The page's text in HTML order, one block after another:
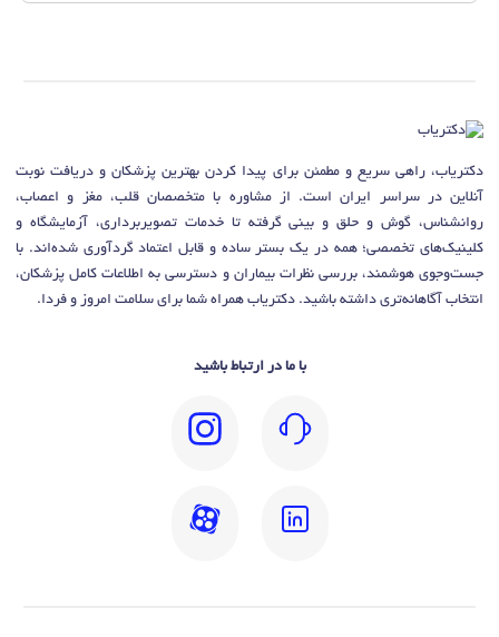
دکتریاب، راهی سریع و مطمئن برای پیدا کردن بهترین پزشکان و دریافت نوبت
آنلاین در سراسر ایران است. از مشاوره با متخصصان قلب، مغز و اعصاب،
روانشناس، گوش و حلق و بینی گرفته تا خدمات تصویربرداری، آزمایشگاه و
کلینیک‌های تخصصی؛ همه در یک بستر ساده و قابل اعتماد گردآوری شده‌اند. با
جست‌وجوی هوشمند، بررسی نظرات بیماران و دسترسی به اطلاعات کامل پزشکان،
انتخاب آگاهانه‌تری داشته باشید. دکتریاب همراه شما برای سلامت امروز و فردا.
با ما در ارتباط باشید